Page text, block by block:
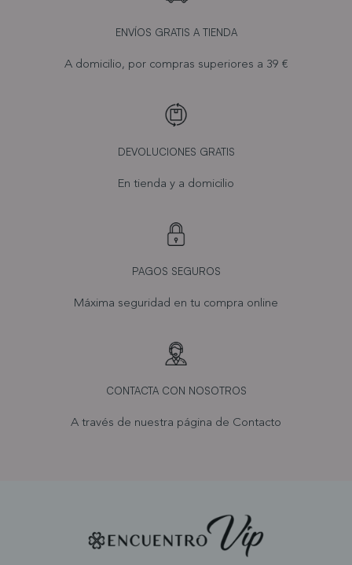
ENVÍOS GRATIS A TIENDA
A domicilio, por compras superiores a 39 €
DEVOLUCIONES GRATIS
En tienda y a domicilio
PAGOS SEGUROS
Máxima seguridad en tu compra online
CONTACTA CON NOSOTROS
A través de nuestra página de Contacto